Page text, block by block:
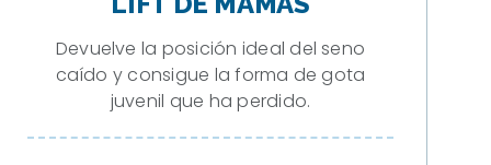
Devuelve la posición ideal del seno
caído y consigue la forma de gota
juvenil que ha perdido.